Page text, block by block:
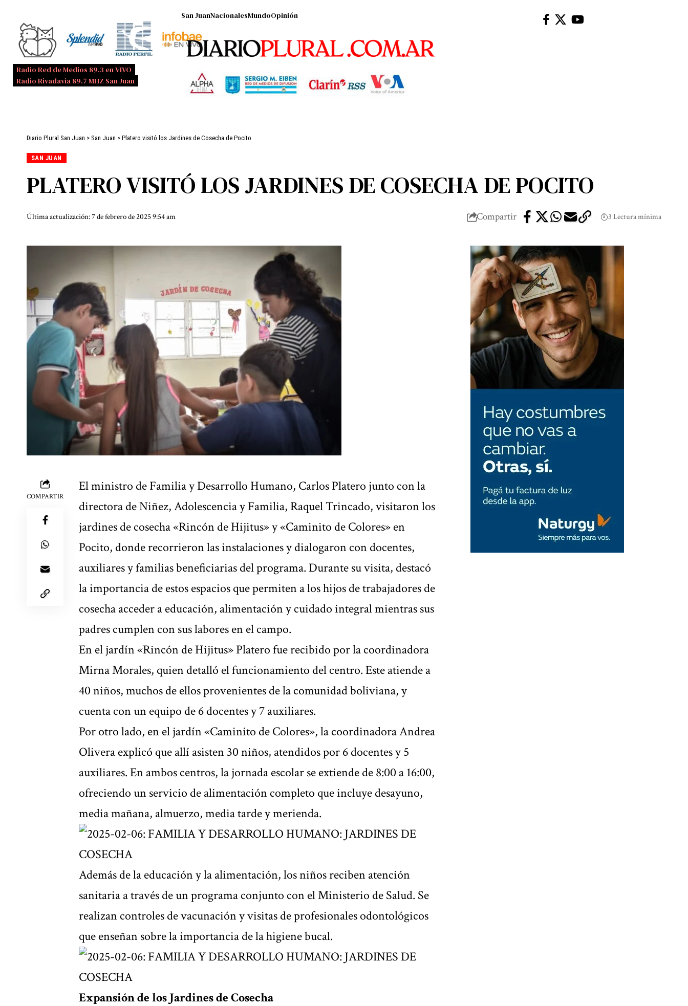
Radio Red de Medios 89.3 en VIVO
Radio Rivadavia 89.7 MHZ San Juan
San JuanNacionalesMundoOpinión
Diario Plural San Juan > San Juan > Platero visitó los Jardines de Cosecha de Pocito
SAN JUAN
PLATERO VISITÓ LOS JARDINES DE COSECHA DE POCITO
Última actualización: 7 de febrero de 2025 9:54 am Compartir 3 Lectura mínima
COMPARTIR
El ministro de Familia y Desarrollo Humano, Carlos Platero junto con la
directora de Niñez, Adolescencia y Familia, Raquel Trincado, visitaron los
jardines de cosecha «Rincón de Hijitus» y «Caminito de Colores» en
Pocito, donde recorrieron las instalaciones y dialogaron con docentes,
auxiliares y familias beneficiarias del programa. Durante su visita, destacó
la importancia de estos espacios que permiten a los hijos de trabajadores de
cosecha acceder a educación, alimentación y cuidado integral mientras sus
padres cumplen con sus labores en el campo.
En el jardín «Rincón de Hijitus» Platero fue recibido por la coordinadora
Mirna Morales, quien detalló el funcionamiento del centro. Este atiende a
40 niños, muchos de ellos provenientes de la comunidad boliviana, y
cuenta con un equipo de 6 docentes y 7 auxiliares.
Por otro lado, en el jardín «Caminito de Colores», la coordinadora Andrea
Olivera explicó que allí asisten 30 niños, atendidos por 6 docentes y 5
auxiliares. En ambos centros, la jornada escolar se extiende de 8:00 a 16:00,
ofreciendo un servicio de alimentación completo que incluye desayuno,
media mañana, almuerzo, media tarde y merienda.
Además de la educación y la alimentación, los niños reciben atención
sanitaria a través de un programa conjunto con el Ministerio de Salud. Se
realizan controles de vacunación y visitas de profesionales odontológicos
que enseñan sobre la importancia de la higiene bucal.
Expansión de los Jardines de Cosecha